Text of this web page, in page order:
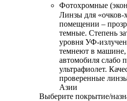
Фотохромные
Линзы для «очков-
помещении –
темные. Степень
уровня УФ-
темнеют в машине,
автомобиля слабо
ультрафиолет.
проверенные
Азии
Выберите покрытие/